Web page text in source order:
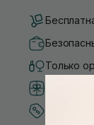
Только
Система
Лучшие